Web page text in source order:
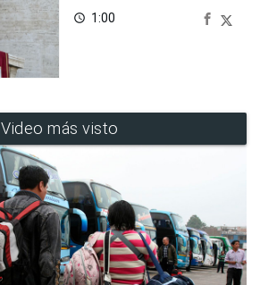
access_time 1:00
Video más visto